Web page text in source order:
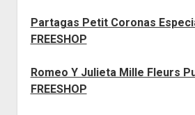
Partagas Petit Coronas
FREESHOP
Romeo Y Julieta Mille Fleurs
FREESHOP